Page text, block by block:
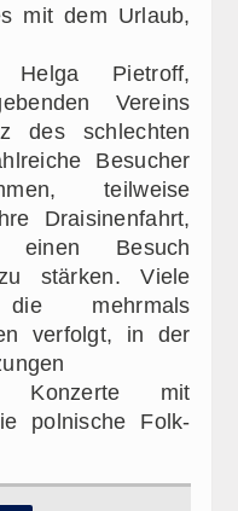
mit dem Urlaub,
Pietroff,
Vereins
des schlechten
Besucher
teilweise
Draisinenfahrt,
Besuch
stärken. Viele
mehrmals
verfolgt, in der
Konzerte mit
polnische Folk-